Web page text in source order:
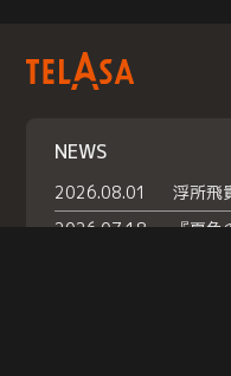
NEWS
2026.08.01
2026.07.18